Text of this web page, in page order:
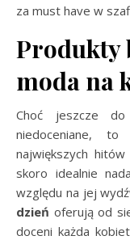
za must have w
Produkty
moda na
Choć jeszcze
niedoceniane,
największych
skoro idealnie
względu na jej
dzień oferują od
doceni każda